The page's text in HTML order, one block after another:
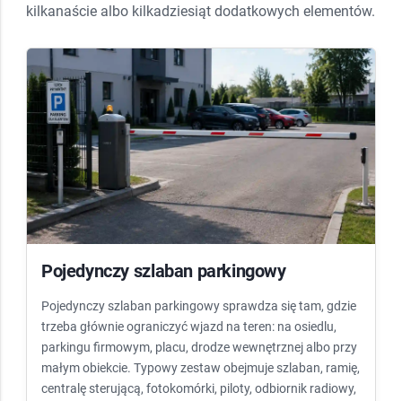
kilkanaście albo kilkadziesiąt dodatkowych elementów.
Pojedynczy szlaban parkingowy
Pojedynczy szlaban parkingowy sprawdza się tam, gdzie
trzeba głównie ograniczyć wjazd na teren: na osiedlu,
parkingu firmowym, placu, drodze wewnętrznej albo przy
małym obiekcie. Typowy zestaw obejmuje szlaban, ramię,
centralę sterującą, fotokomórki, piloty, odbiornik radiowy,